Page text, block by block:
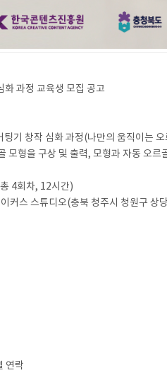
과정 교육생 모집 공고
기 창작 심화 과정(나만의 움직이는
형을 구상 및 출력, 모형과 자동 오
4회차, 12시간)
커스 스튜디오(충북 청주시 청원구 상
연락